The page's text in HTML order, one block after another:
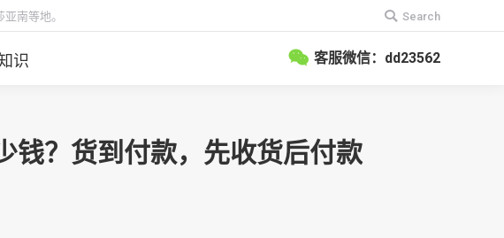
南等地。
搜
索：
Search
识 客服微信：dd23562
钱？货到付款，先收货后付款